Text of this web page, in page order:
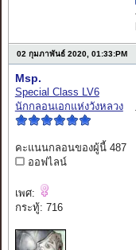
02 กุมภาพันธ์ 2020, 01:33:PM
Msp.
Special Class LV6
นักกลอนเอกแห่งวังหลวง
คะแนนกลอนของผู้นี้ 487
ออฟไลน์
เพศ:
กระทู้: 716